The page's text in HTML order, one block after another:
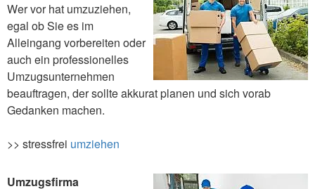
Wer vor hat umzuziehen,
egal ob Sie es im
Alleingang vorbereiten oder
auch ein professionelles
Umzugsunternehmen
beauftragen, der sollte akkurat planen und sich vorab
Gedanken machen.
>> stressfrei umziehen
Umzugsfirma